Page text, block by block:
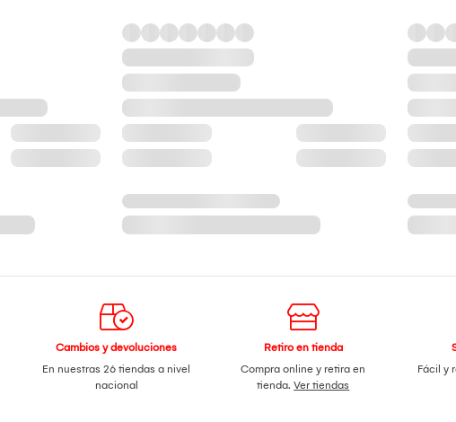
Cambios y devoluciones
En nuestras 26 tiendas a nivel
nacional
Retiro en tienda
Compra online y retira en
tienda.Ver tiendas
Fácil y